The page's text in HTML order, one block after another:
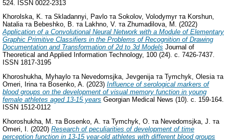
524. ISSN 0022-2313
Khorolska, K. та Skladannyi, Pavlo та Sokolov, Volodymyrта Korshun,
Nataliaта Bebeshko, B. та Lakhno, V. та Zhumadilova, M. (2022)
Application of a Convolutional Neural Network with a Module of Elementary
Graphic Primitive Classifiers in the Problems of Recognition of Drawing
Documentation and Transformation of 2d to 3d Models Journal of
Theoretical and Applied Information Technology, 100 (24). с. 7426-7437.
ISSN 1817-3195
Khoroshukha, Myhaylo та Nevedomsjka, Jevgenijaта Tymchyk, Olesiaта
Omeri, Irinaта Bosenko, A. (2023) Influence of serological markers of
blood groups on the development of visual memory function in young
female athletes aged 13-15 years Georgian Medical News (10). с. 159-164.
ISSN 1512-0112
Khoroshukha, М. та Bosenko, А. та Tymchyk, O. та Nevedomsjka, J. та
Omeri, I. (2020) Research of peculiarities of development of time
perception function in 13-15 year-old athletes with different blood groups